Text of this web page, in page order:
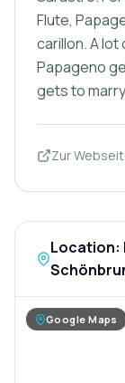
Flute,
carillon. A
Papageno
gets to
Zur
Location:
Google Maps